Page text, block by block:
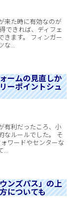
来た時に有効なのが
できれば、ディフェ
きます。 フィンガー
な...
ームの見直しか
ーポイントシュ
有利だったころ、小
なルールでした。 そ
ワードやセンターな
ンズパス」の上
についても